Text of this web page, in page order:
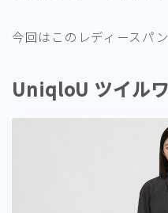
今回はこのレディースパ
UniqloU ツイル